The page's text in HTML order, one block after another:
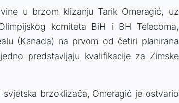
u brzom klizanju Tarik Omeragić, uz
komiteta BiH i BH Telecoma,
(Kanada) na prvom od četiri planirana
predstavljaju kvalifikacije za Zimske
brzoklizača, Omeragić je ostvario